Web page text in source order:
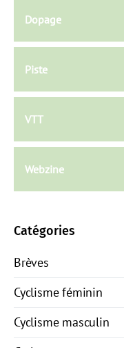
Dopage
Piste
VTT
Webzine
Catégories
Brèves
Cyclisme féminin
Cyclisme masculin